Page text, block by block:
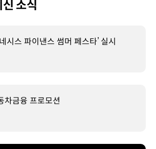
소식
시스 파이낸스 썸머 페스타’ 실시
차금융 프로모션